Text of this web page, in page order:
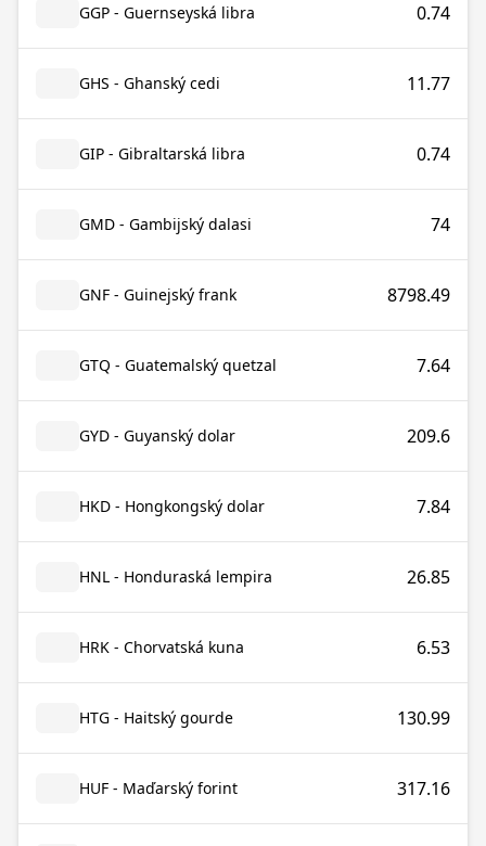
GGP - Guernseyská libra 0.74
GHS - Ghanský cedi 11.77
GIP - Gibraltarská libra 0.74
GMD - Gambijský dalasi 74
GNF - Guinejský frank 8798.49
GTQ - Guatemalský quetzal 7.64
GYD - Guyanský dolar 209.6
HKD - Hongkongský dolar 7.84
HNL - Honduraská lempira 26.85
HRK - Chorvatská kuna 6.53
HTG - Haitský gourde 130.99
HUF - Maďarský forint 317.16